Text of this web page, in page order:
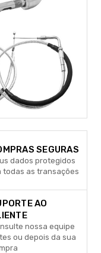
SEGURAS
dados protegidos
todas as transações
AO
nossa equipe
ou depois da sua